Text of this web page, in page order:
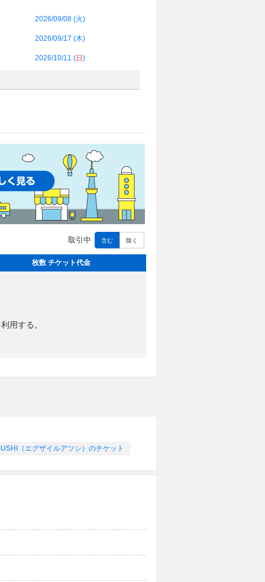
2026/09/08 (火)
2026/09/17 (木)
2026/10/11 (日 )
取引中 含む 除く
枚数 チケット代金
用する。
（エグザイルアツシ）のチケット